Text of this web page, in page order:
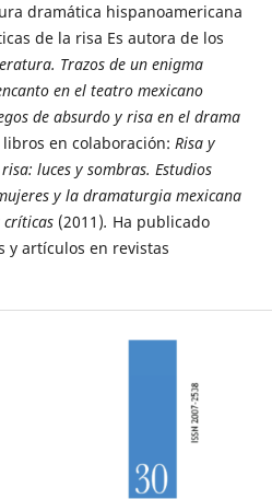
dramática hispanoamericana
de la risa Es autora de los
Trazos de un enigma
en el teatro mexicano
de absurdo y risa en el drama
en colaboración: Risa y
luces y sombras. Estudios
y la dramaturgia mexicana
críticas(2011). Ha publicado
y artículos en revistas